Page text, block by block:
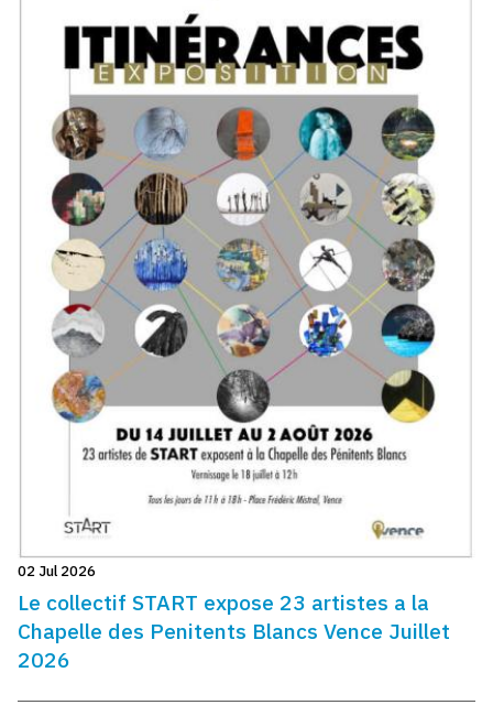
02 Jul 2026
Le collectif START expose 23 artistes a la
Chapelle des Penitents Blancs Vence Juillet
2026